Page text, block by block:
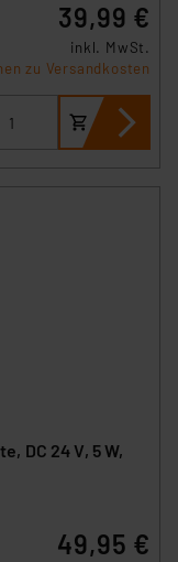
39,99 €
inkl. MwSt.
zu Versandkosten
DC 24 V, 5 W,
49,95 €